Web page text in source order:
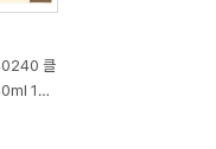
클
1P